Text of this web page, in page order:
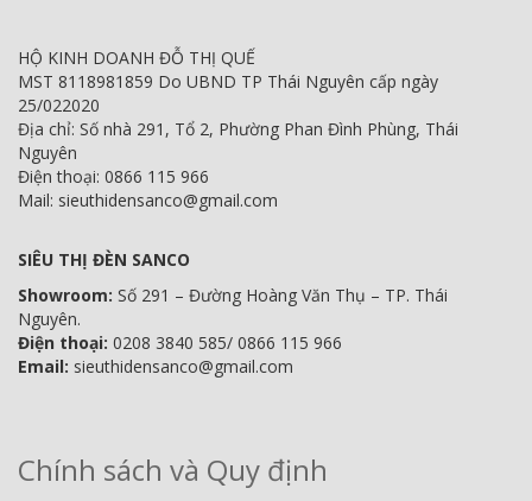
HỘ KINH DOANH ĐỖ THỊ QUẾ
MST 8118981859 Do UBND TP Thái Nguyên cấp ngày
25/022020
Địa chỉ: Số nhà 291, Tổ 2, Phường Phan Đình Phùng, Thái
Nguyên
Điện thoại: 0866 115 966
Mail: sieuthidensanco@gmail.com
SIÊU THỊ ĐÈN SANCO
Showroom: Số 291 – Đường Hoàng Văn Thụ – TP. Thái
Nguyên.
Điện thoại: 0208 3840 585/ 0866 115 966
Email: sieuthidensanco@gmail.com
Chính sách và Quy định